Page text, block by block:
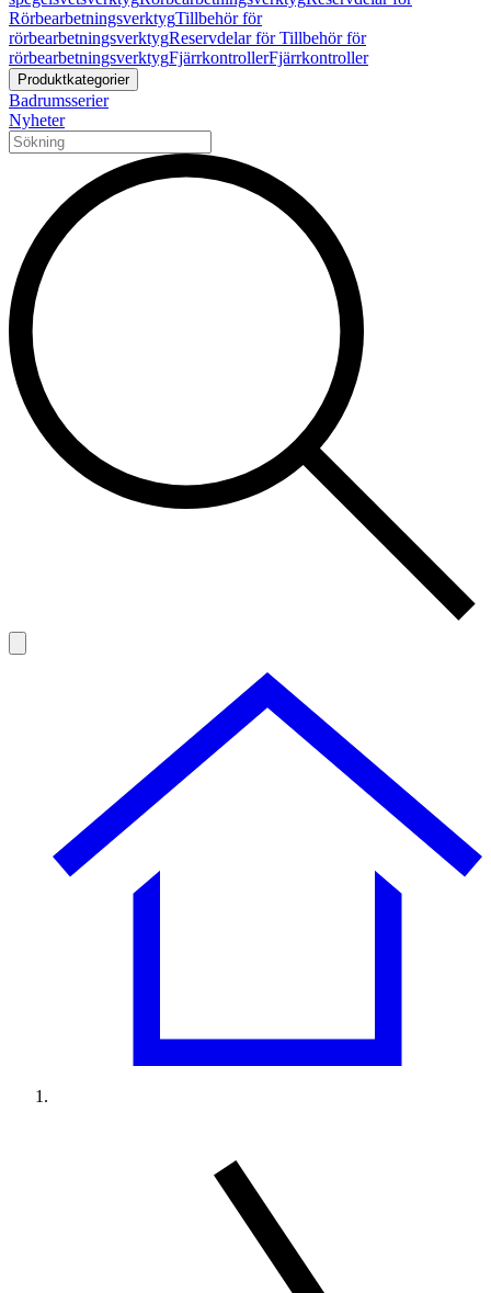
RörbearbetningsverktygTillbehör för
rörbearbetningsverktygReservdelar för Tillbehör för
rörbearbetningsverktygFjärrkontrollerFjärrkontroller
Produktkategorier
Badrumsserier
Nyheter